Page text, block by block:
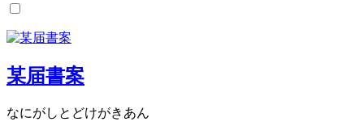
某届書案
なにがしとどけがきあん